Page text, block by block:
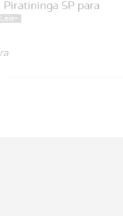
Piratininga SP para